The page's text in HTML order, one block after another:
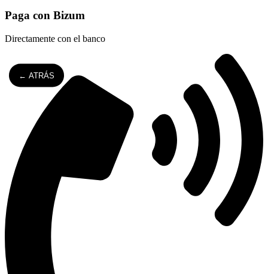
Paga con Bizum
Directamente con el banco
← ATRÁS